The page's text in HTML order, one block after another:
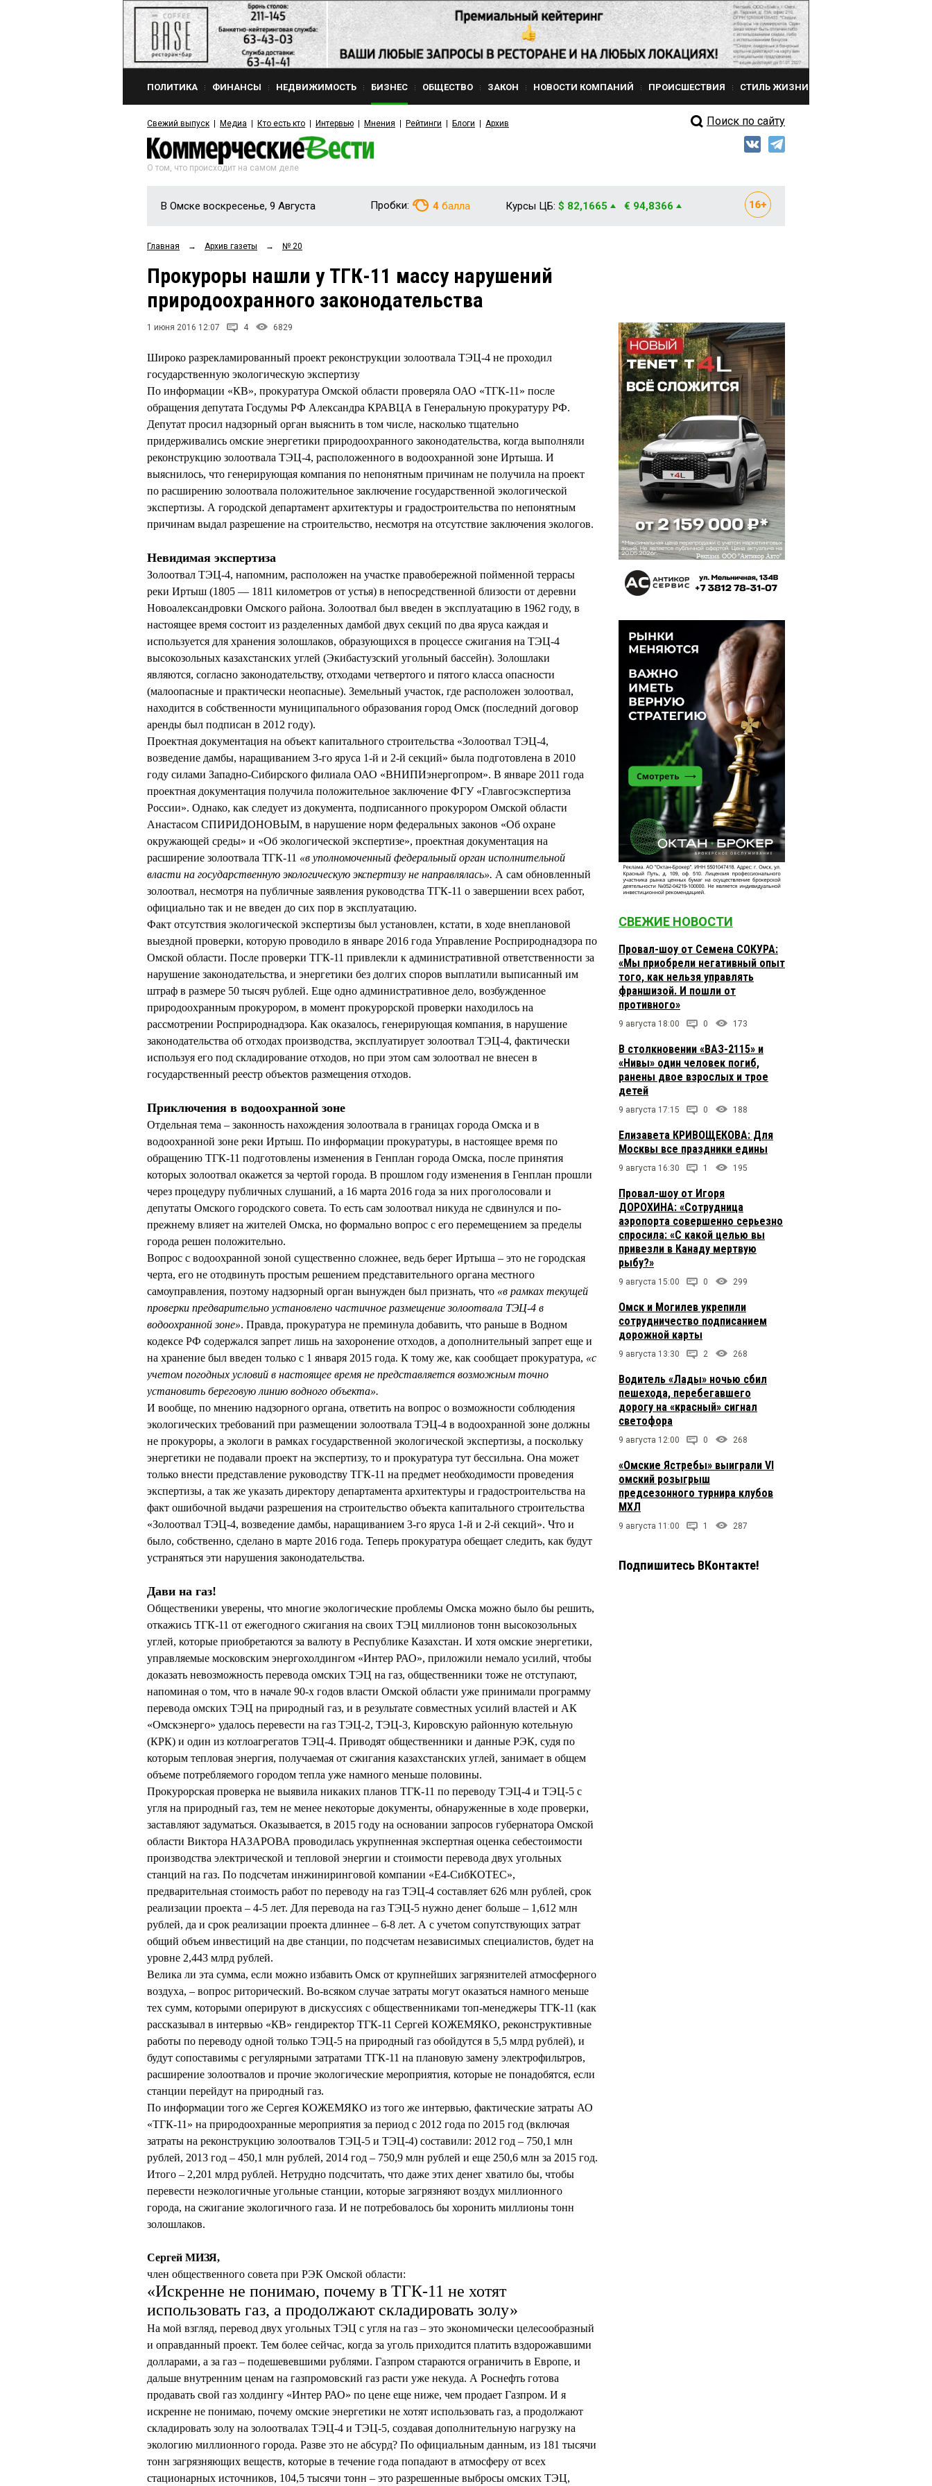
ПОЛИТИКА ФИНАНСЫ НЕДВИЖИМОСТЬ БИЗНЕС ОБЩЕСТВО ЗАКОН НОВОСТИ КОМПАНИЙ ПРОИСШЕСТВИЯ СТИЛЬ ЖИЗНИ
Свежий выпуск Медиа Кто есть кто Интервью Мнения Рейтинги Блоги Архив Поиск по сайту
О том, что происходит на самом деле
В Омске воскресенье, 9 Августа Пробки: 4 балла Курсы ЦБ: $ 82,1665 € 94,8366
Главная → Архив газеты → № 20
Прокуроры нашли у ТГК-11 массу нарушений
природоохранного законодательства
1 июня 2016 12:07 4 6829
Широко разрекламированный проект реконструкции золоотвала ТЭЦ-4 не проходил
государственную экологическую экспертизу
По информации «КВ», прокуратура Омской области проверяла ОАО «ТГК-11» после
обращения депутата Госдумы РФ Александра КРАВЦА в Генеральную прокуратуру РФ.
Депутат просил надзорный орган выяснить в том числе, насколько тщательно
придерживались омские энергетики природоохранного законодательства, когда выполняли
реконструкцию золоотвала ТЭЦ-4, расположенного в водоохранной зоне Иртыша. И
выяснилось, что генерирующая компания по непонятным причинам не получила на проект
по расширению золоотвала положительное заключение государственной экологической
экспертизы. А городской департамент архитектуры и градостроительства по непонятным
причинам выдал разрешение на строительство, несмотря на отсутствие заключения экологов.
Невидимая экспертиза
Золоотвал ТЭЦ-4, напомним, расположен на участке правобережной пойменной террасы
реки Иртыш (1805 — 1811 километров от устья) в непосредственной близости от деревни
Новоалександровки Омского района. Золоотвал был введен в эксплуатацию в 1962 году, в
настоящее время состоит из разделенных дамбой двух секций по два яруса каждая и
используется для хранения золошлаков, образующихся в процессе сжигания на ТЭЦ-4
высокозольных казахстанских углей (Экибастузский угольный бассейн). Золошлаки
являются, согласно законодательству, отходами четвертого и пятого класса опасности
(малоопасные и практически неопасные). Земельный участок, где расположен золоотвал,
находится в собственности муниципального образования город Омск (последний договор
аренды был подписан в 2012 году).
Проектная документация на объект капитального строительства «Золоотвал ТЭЦ-4,
возведение дамбы, наращиванием 3-го яруса 1-й и 2-й секций» была подготовлена в 2010
году силами Западно-Сибирского филиала ОАО «ВНИПИэнергопром». В январе 2011 года
проектная документация получила положительное заключение ФГУ «Главгосэкспертиза
России». Однако, как следует из документа, подписанного прокурором Омской области
Анастасом СПИРИДОНОВЫМ, в нарушение норм федеральных законов «Об охране
окружающей среды» и «Об экологической экспертизе», проектная документация на
расширение золоотвала ТГК-11 «в уполномоченный федеральный орган исполнительной
власти на государственную экологическую экспертизу не направлялась». А сам обновленный
золоотвал, несмотря на публичные заявления руководства ТГК-11 о завершении всех работ,
официально так и не введен до сих пор в эксплуатацию.
Факт отсутствия экологической экспертизы был установлен, кстати, в ходе внеплановой
выездной проверки, которую проводило в январе 2016 года Управление Росприроднадзора по
Омской области. После проверки ТГК-11 привлекли к административной ответственности за
нарушение законодательства, и энергетики без долгих споров выплатили выписанный им
штраф в размере 50 тысяч рублей. Еще одно административное дело, возбужденное
природоохранным прокурором, в момент прокурорской проверки находилось на
рассмотрении Росприроднадзора. Как оказалось, генерирующая компания, в нарушение
законодательства об отходах производства, эксплуатирует золоотвал ТЭЦ-4, фактически
используя его под складирование отходов, но при этом сам золоотвал не внесен в
государственный реестр объектов размещения отходов.
Приключения в водоохранной зоне
Отдельная тема – законность нахождения золоотвала в границах города Омска и в
водоохранной зоне реки Иртыш. По информации прокуратуры, в настоящее время по
обращению ТГК-11 подготовлены изменения в Генплан города Омска, после принятия
которых золоотвал окажется за чертой города. В прошлом году изменения в Генплан прошли
через процедуру публичных слушаний, а 16 марта 2016 года за них проголосовали и
депутаты Омского городского совета. То есть сам золоотвал никуда не сдвинулся и по-
прежнему влияет на жителей Омска, но формально вопрос с его перемещением за пределы
города решен положительно.
Вопрос с водоохранной зоной существенно сложнее, ведь берег Иртыша – это не городская
черта, его не отодвинуть простым решением представительного органа местного
самоуправления, поэтому надзорный орган вынужден был признать, что «в рамках текущей
проверки предварительно установлено частичное размещение золоотвала ТЭЦ-4 в
водоохранной зоне». Правда, прокуратура не преминула добавить, что раньше в Водном
кодексе РФ содержался запрет лишь на захоронение отходов, а дополнительный запрет еще и
на хранение был введен только с 1 января 2015 года. К тому же, как сообщает прокуратура, «с
учетом погодных условий в настоящее время не представляется возможным точно
установить береговую линию водного объекта».
И вообще, по мнению надзорного органа, ответить на вопрос о возможности соблюдения
экологических требований при размещении золоотвала ТЭЦ-4 в водоохранной зоне должны
не прокуроры, а экологи в рамках государственной экологической экспертизы, а поскольку
энергетики не подавали проект на экспертизу, то и прокуратура тут бессильна. Она может
только внести представление руководству ТГК-11 на предмет необходимости проведения
экспертизы, а так же указать директору департамента архитектуры и градостроительства на
факт ошибочной выдачи разрешения на строительство объекта капитального строительства
«Золоотвал ТЭЦ-4, возведение дамбы, наращиванием 3-го яруса 1-й и 2-й секций». Что и
было, собственно, сделано в марте 2016 года. Теперь прокуратура обещает следить, как будут
устраняться эти нарушения законодательства.
Дави на газ!
Общественики уверены, что многие экологические проблемы Омска можно было бы решить,
откажись ТГК-11 от ежегодного сжигания на своих ТЭЦ миллионов тонн высокозольных
углей, которые приобретаются за валюту в Республике Казахстан. И хотя омские энергетики,
управляемые московским энергохолдингом «Интер РАО», приложили немало усилий, чтобы
доказать невозможность перевода омских ТЭЦ на газ, общественники тоже не отступают,
напоминая о том, что в начале 90-х годов власти Омской области уже принимали программу
перевода омских ТЭЦ на природный газ, и в результате совместных усилий властей и АК
«Омскэнерго» удалось перевести на газ ТЭЦ-2, ТЭЦ-3, Кировскую районную котельную
(КРК) и один из котлоагрегатов ТЭЦ-4. Приводят общественники и данные РЭК, судя по
которым тепловая энергия, получаемая от сжигания казахстанских углей, занимает в общем
объеме потребляемого городом тепла уже намного меньше половины.
Прокурорская проверка не выявила никаких планов ТГК-11 по переводу ТЭЦ-4 и ТЭЦ-5 с
угля на природный газ, тем не менее некоторые документы, обнаруженные в ходе проверки,
заставляют задуматься. Оказывается, в 2015 году на основании запросов губернатора Омской
области Виктора НАЗАРОВА проводилась укрупненная экспертная оценка себестоимости
производства электрической и тепловой энергии и стоимости перевода двух угольных
станций на газ. По подсчетам инжиниринговой компании «Е4-СибКОТЕС»,
предварительная стоимость работ по переводу на газ ТЭЦ-4 составляет 626 млн рублей, срок
реализации проекта – 4-5 лет. Для перевода на газ ТЭЦ-5 нужно денег больше – 1,612 млн
рублей, да и срок реализации проекта длиннее – 6-8 лет. А с учетом сопутствующих затрат
общий объем инвестиций на две станции, по подсчетам независимых специалистов, будет на
уровне 2,443 млрд рублей.
Велика ли эта сумма, если можно избавить Омск от крупнейших загрязнителей атмосферного
воздуха, – вопрос риторический. Во-всяком случае затраты могут оказаться намного меньше
тех сумм, которыми оперируют в дискуссиях с общественниками топ-менеджеры ТГК-11 (как
рассказывал в интервью «КВ» гендиректор ТГК-11 Сергей КОЖЕМЯКО, реконструктивные
работы по переводу одной только ТЭЦ-5 на природный газ обойдутся в 5,5 млрд рублей), и
будут сопоставимы с регулярными затратами ТГК-11 на плановую замену электрофильтров,
расширение золоотвалов и прочие экологические мероприятия, которые не понадобятся, если
станции перейдут на природный газ.
По информации того же Сергея КОЖЕМЯКО из того же интервью, фактические затраты АО
«ТГК-11» на природоохранные мероприятия за период с 2012 года по 2015 год (включая
затраты на реконструкцию золоотвалов ТЭЦ-5 и ТЭЦ-4) составили: 2012 год – 750,1 млн
рублей, 2013 год – 450,1 млн рублей, 2014 год – 750,9 млн рублей и еще 250,6 млн за 2015 год.
Итого – 2,201 млрд рублей. Нетрудно подсчитать, что даже этих денег хватило бы, чтобы
перевести неэкологичные угольные станции, которые загрязняют воздух миллионного
города, на сжигание экологичного газа. И не потребовалось бы хоронить миллионы тонн
золошлаков.
Сергей МИЗЯ,
член общественного совета при РЭК Омской области:
«Искренне не понимаю, почему в ТГК-11 не хотят
использовать газ, а продолжают складировать золу»
На мой взгляд, перевод двух угольных ТЭЦ с угля на газ – это экономически целесообразный
и оправданный проект. Тем более сейчас, когда за уголь приходится платить вздорожавшими
долларами, а за газ – подешевевшими рублями. Газпром стараются ограничить в Европе, и
дальше внутренним ценам на газпромовский газ расти уже некуда. А Роснефть готова
продавать свой газ холдингу «Интер РАО» по цене еще ниже, чем продает Газпром. И я
искренне не понимаю, почему омские энергетики не хотят использовать газ, а продолжают
складировать золу на золоотвалах ТЭЦ-4 и ТЭЦ-5, создавая дополнительную нагрузку на
экологию миллионного города. Разве это не абсурд? По официальным данным, из 181 тысячи
тонн загрязняющих веществ, которые в течение года попадают в атмосферу от всех
стационарных источников, 104,5 тысячи тонн – это разрешенные выбросы омских ТЭЦ,
СВЕЖИЕ НОВОСТИ
Провал-шоу от Семена СОКУРА:
«Мы приобрели негативный опыт
того, как нельзя управлять
франшизой. И пошли от
противного»
9 августа 18:00 0 173
В столкновении «ВАЗ-2115» и
«Нивы» один человек погиб,
ранены двое взрослых и трое
детей
9 августа 17:15 0 188
Елизавета КРИВОЩЕКОВА: Для
Москвы все праздники едины
9 августа 16:30 1 195
Провал-шоу от Игоря
ДОРОХИНА: «Сотрудница
аэропорта совершенно серьезно
спросила: «С какой целью вы
привезли в Канаду мертвую
рыбу?»
9 августа 15:00 0 299
Омск и Могилев укрепили
сотрудничество подписанием
дорожной карты
9 августа 13:30 2 268
Водитель «Лады» ночью сбил
пешехода, перебегавшего
дорогу на «красный» сигнал
светофора
9 августа 12:00 0 268
«Омские Ястребы» выиграли VI
омский розыгрыш
предсезонного турнира клубов
МХЛ
9 августа 11:00 1 287
Подпишитесь ВКонтакте!